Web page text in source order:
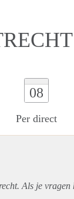
08
Per direct
Als je vragen